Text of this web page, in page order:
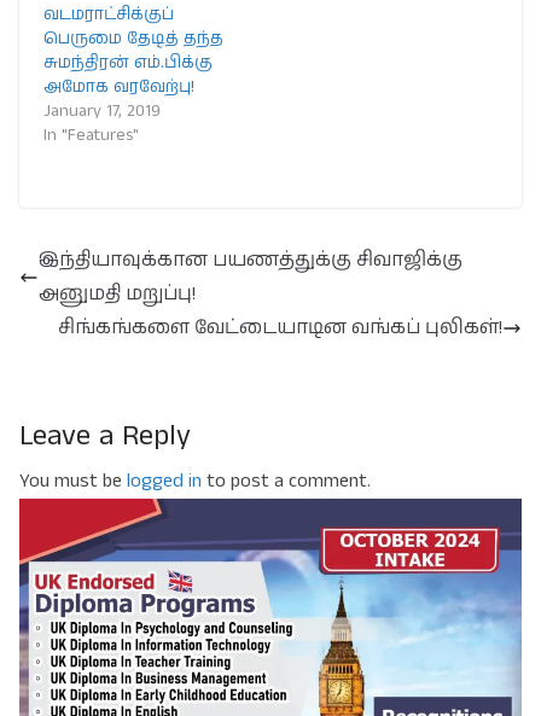
வடமராட்சிக்குப்
பெருமை தேடித் தந்த
சுமந்திரன் எம்.பிக்கு
அமோக வரவேற்பு!
January 17, 2019
In "Features"
இந்தியாவுக்கான பயணத்துக்கு சிவாஜிக்கு
அனுமதி மறுப்பு!
சிங்கங்களை வேட்டையாடின வங்கப் புலிகள்!
Leave a Reply
You must be logged in to post a comment.